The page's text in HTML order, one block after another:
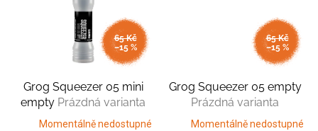
65 Kč
–15 %
Grog Squeezer 05 mini
empty Prázdná varianta
Momentálně nedostupné
65 Kč
–15 %
Grog Squeezer 05 empty
Prázdná varianta
Momentálně nedostupné